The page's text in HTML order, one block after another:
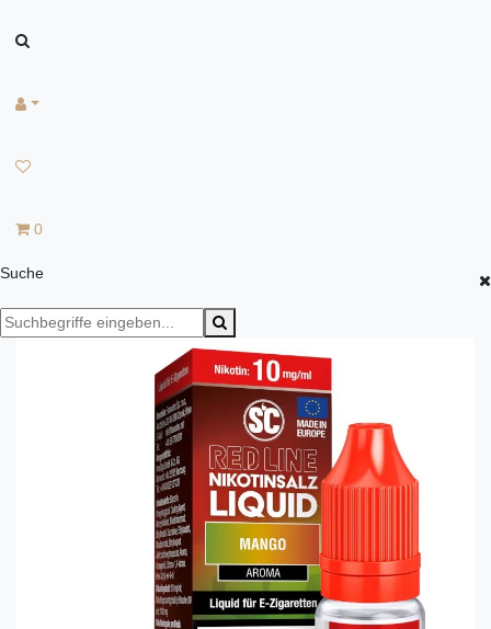
0
Suche